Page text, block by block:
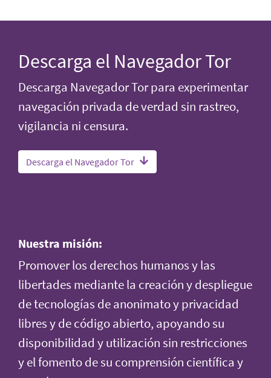
Descarga el Navegador Tor
Descarga Navegador Tor para experimentar
navegación privada de verdad sin rastreo,
vigilancia ni censura.
Descarga el Navegador Tor
Nuestra misión:
Promover los derechos humanos y las
libertades mediante la creación y despliegue
de tecnologías de anonimato y privacidad
libres y de código abierto, apoyando su
disponibilidad y utilización sin restricciones
y el fomento de su comprensión científica y